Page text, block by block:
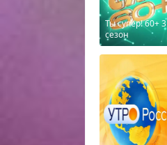
Ты супер! 60+ 3
сезон